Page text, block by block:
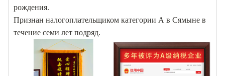
рождения.
Признан налогоплательщиком категории А в Сямыне в
течение семи лет подряд.